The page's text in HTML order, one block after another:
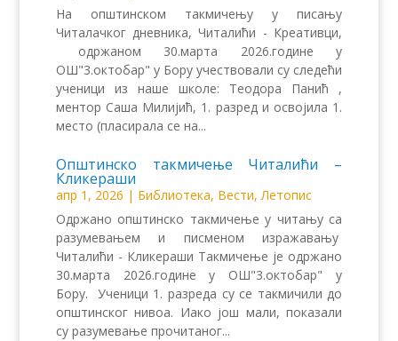
На општинском такмичењу у писању
Читалачког дневника, Читалићи - Креативци,
одржаном 30.марта 2026.године у
ОШ"3.октобар" у Бору учествовали су следећи
ученици из наше школе: Теодора Панић ,
ментор Саша Милијић, 1. разред и освојила 1.
место (пласирала се на...
Општинско такмичење Читалићи –
Кликераши
апр 1, 2026 | Библиотека, Вести,Летопис
Одржано општинско такмичење у читању са
разумевањем и писменом изражавању
Читалићи - Кликераши Такмичење је одржано
30.марта 2026.године у ОШ"3.октобар" у
Бору. Ученици 1. разреда су се такмичили до
општинског нивоа. Иако још мали, показали
су разумевање прочитаног...